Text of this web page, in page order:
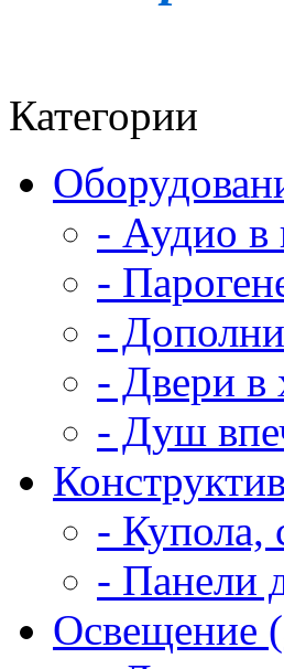
Категории
- Аудио в
-
-
- Двери в
- Душ
- Купола,
- Панели
Освещение